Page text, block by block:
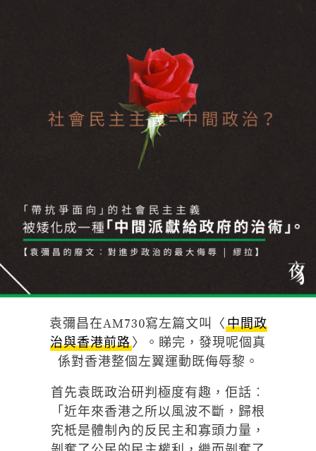
袁彌昌在AM730寫左篇文叫〈中間政
治與香港前路〉。睇完，發現呢個真
係對香港整個左翼運動既侮辱黎。
首先袁既政治研判極度有趣，佢話︰
「近年來香港之所以風波不斷，歸根
究柢是體制內的反民主和寡頭力量，